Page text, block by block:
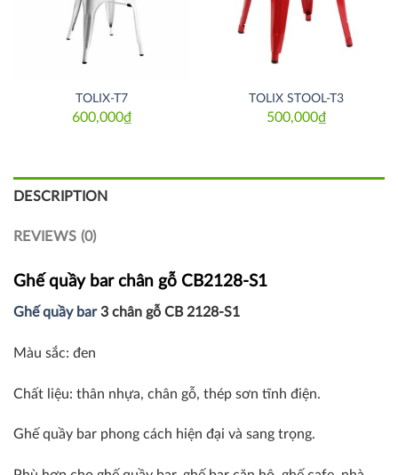
TOLIX-T7
600,000₫
TOLIX STOOL-T3
500,000₫
DESCRIPTION
REVIEWS (0)
Ghế quầy bar chân gỗ CB2128-S1
Ghế quầy bar3 chân gỗ CB 2128-S1
Màu sắc: đen
Chất liệu: thân nhựa, chân gỗ, thép sơn tĩnh điện.
Ghế quầy bar phong cách hiện đại và sang trọng.